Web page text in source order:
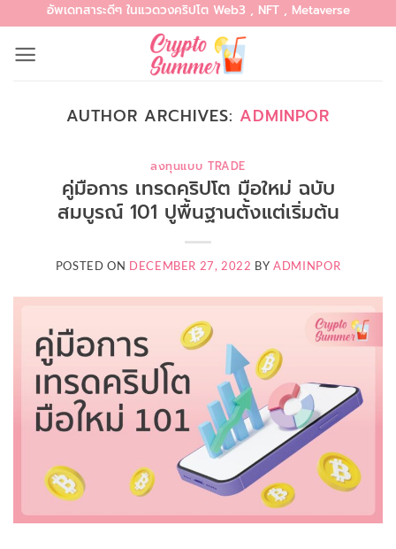
content
อัพเดทสาระดีๆ ในแวดวงคริปโต Web3 , NFT , Metaverse
AUTHOR ARCHIVES: ADMINPOR
ลงทุนแบบ TRADE
คู่มือการ เทรดคริปโต มือใหม่ ฉบับ
สมบูรณ์ 101 ปูพื้นฐานตั้งแต่เริ่มต้น
POSTED ON DECEMBER 27, 2022 BYADMINPOR